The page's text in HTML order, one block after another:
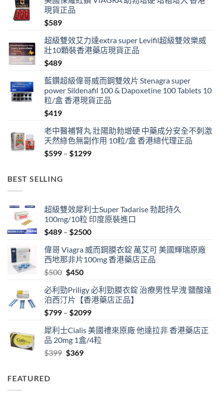
現貨正品
$589
超級雙效艾力達extra super Levifil超級雙效樂威
壯10顆裝香港藥店現貨正品
$489
藍鑽超級偉哥威而鋼雙效片 Stenagra super
power Sildenafil 100 & Dapoxetine 100 Tablets 10
粒/盒 香港現貨正品
$419
老中醫補腎丸 壯陽助勃增硬 中藥成分安全不刺激
天然綠色無副作用 10粒/盒 香港總代理正品
$599 – $1299Price
BEST SELLING
超級雙效犀利士Super Tadarise 勃起持久
100mg/10粒 印度原裝進口
$489 – $2500Price
$489
through
偉哥 Viagra 威而鋼膜衣錠 萬艾可 美國輝瑞原廠
西地那非片100mg 香港藥店正品
$500 Original
was:
$500.
$450Current
is:
$450.
必利勁Priligy 必利勁膜衣錠 治療男性早洩 鹽酸達
泊西汀片【香港藥店正品】
$799 – $2099Price
$799
through
犀利士Cialis 美國禮來原廠 他達拉非 香港藥店正
品 20mg 1盒/4粒
$399 Original
$369Current
FEATURED